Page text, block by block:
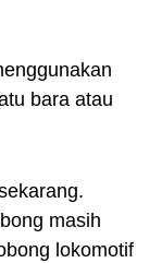
bara atau
masih
lokomotif